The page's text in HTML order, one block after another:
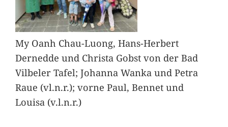
My Oanh Chau-Luong, Hans-Herbert
Dernedde und Christa Gobst von der Bad
Vilbeler Tafel; Johanna Wanka und Petra
Raue (vl.n.r.); vorne Paul, Bennet und
Louisa (v.l.n.r.)